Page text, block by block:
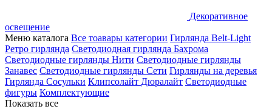
Декоративное
освещение
Меню каталога Все тоавары категории Гирлянда Belt-Light
Ретро гирлянда Светодиодная гирлянда Бахрома
Светодиодные гирлянды Нити Светодиодные гирлянды
Занавес Светодиодные гирлянды Сети Гирлянды на деревья
Гирлянда Сосульки Клипсолайт Дюралайт Светодиодные
фигуры Комплектующие
Показать все